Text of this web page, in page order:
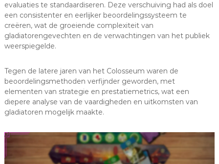
evaluaties te standaardiseren. Deze verschuiving had als doel
een consistenter en eerlijker beoordelingssysteem te
creëren, wat de groeiende complexiteit van
gladiatorengevechten en de verwachtingen van het publiek
weerspiegelde.
Tegen de latere jaren van het Colosseum waren de
beoordelingsmethoden verfijnder geworden, met
elementen van strategie en prestatiemetrics, wat een
diepere analyse van de vaardigheden en uitkomsten van
gladiatoren mogelijk maakte.